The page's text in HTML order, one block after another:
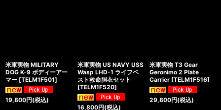
米軍実物 MILITARY
DOG K-9 ボディーアー
マー [TELM1F501]
19,800円(税込)
米軍実物 US NAVY USS
Wasp LHD-1 ライフベ
スト救命胴衣セット
[TELM1F520]
16,800円(税込)
米軍実物 T3 Gear
Geronimo 2 Plate
Carrier [TELM1F516]
29,800円(税込)